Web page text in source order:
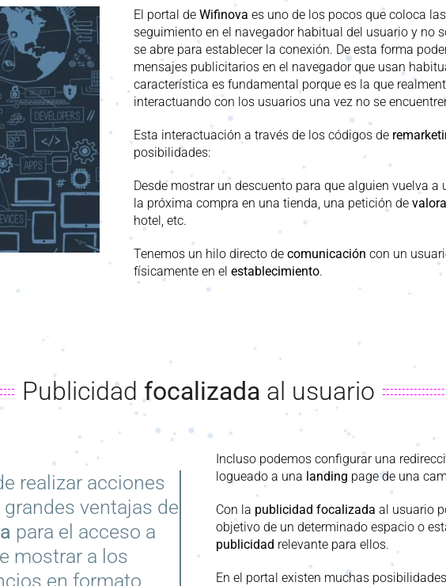
El portal de Wifinova es uno de los pocos que coloca
seguimiento en el navegador habitual del usuario y no
se abre para establecer la conexión. De esta forma
mensajes publicitarios en el navegador que usan
característica es fundamental porque es la que
interactuando con los usuarios una vez no se
Esta interactuación a través de los códigos de
posibilidades:
Desde mostrar un descuento para que alguien vuelva a
la próxima compra en una tienda, una petición de
hotel, etc.
Tenemos un hilo directo de comunicación con un
físicamente en el establecimiento.
Publicidadfocalizada al usuario
realizar acciones
grandes ventajas de
para el acceso a
mostrar a los
en formato
Incluso podemos configurar una
logueadoa una landing page de una
Con la publicidad focalizada al usuario
objetivo de un determinado espacio o
publicidad relevante para ellos.
En el portal existen muchas